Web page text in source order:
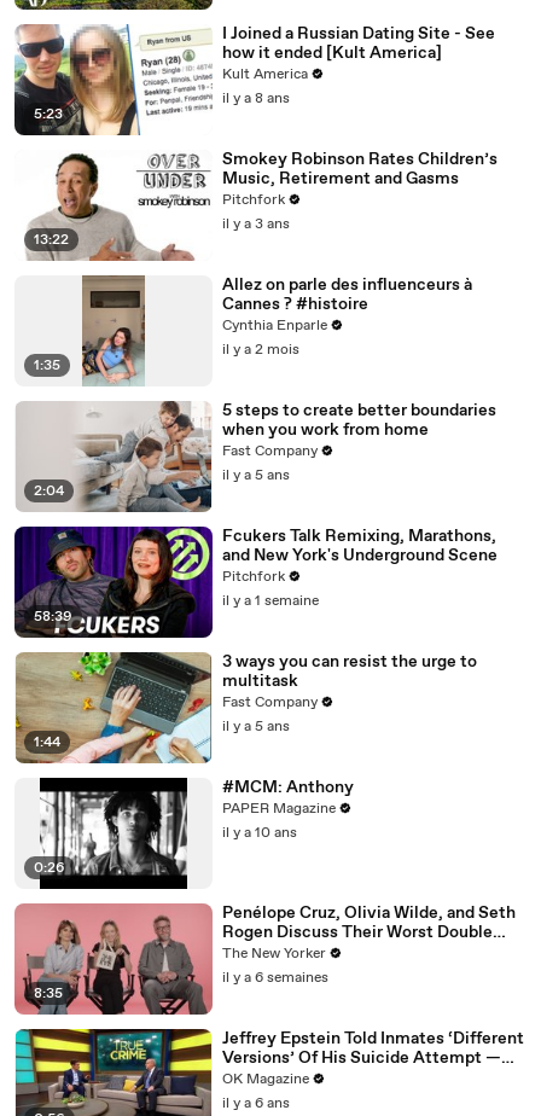
5:23
I Joined a Russian Dating Site - See
how it ended [Kult America]
Kult America
il y a 8 ans
13:22
Smokey Robinson Rates Children’s
Music, Retirement and Gasms
Pitchfork
il y a 3 ans
1:35
Allez on parle des influenceurs à
Cannes ? #histoire
Cynthia Enparle
il y a 2 mois
2:04
5 steps to create better boundaries
when you work from home
Fast Company
il y a 5 ans
58:39
Fcukers Talk Remixing, Marathons,
and New York's Underground Scene
Pitchfork
il y a 1 semaine
1:44
3 ways you can resist the urge to
multitask
Fast Company
il y a 5 ans
0:26
#MCM: Anthony
PAPER Magazine
il y a 10 ans
8:35
Penélope Cruz, Olivia Wilde, and Seth
Rogen Discuss Their Worst Double
Dates | The Mini Interview
The New Yorker
il y a 6 semaines
Jeffrey Epstein Told Inmates ‘Different
Versions’ Of His Suicide Attempt —
Watch
OK Magazine
il y a 6 ans